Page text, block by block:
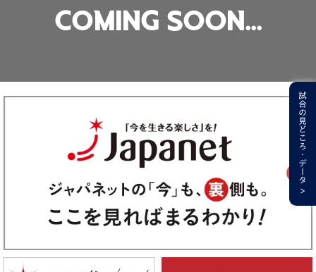
Coming Soon...
試合の見どころ・データ
>